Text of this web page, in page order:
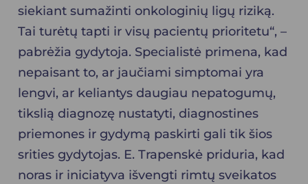
siekiant sumažinti onkologinių ligų riziką.
Tai turėtų tapti ir visų pacientų prioritetu“, –
pabrėžia gydytoja. Specialistė primena, kad
nepaisant to, ar jaučiami simptomai yra
lengvi, ar keliantys daugiau nepatogumų,
tikslią diagnozę nustatyti, diagnostines
priemones ir gydymą paskirti gali tik šios
srities gydytojas. E. Trapenskė priduria, kad
noras ir iniciatyva išvengti rimtų sveikatos